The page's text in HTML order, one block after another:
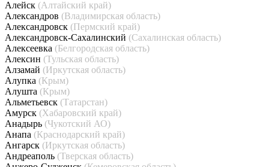
Алейск (Алтайский край)
Александров (Владимирская область)
Александровск (Пермский край)
Александровск-Сахалинский (Сахалинская область)
Алексеевка (Белгородская область)
Алексин (Тульская область)
Алзамай (Иркутская область)
Алупка (Крым)
Алушта (Крым)
Альметьевск (Татарстан)
Амурск (Хабаровский край)
Анадырь (Чукотский АО)
Анапа (Краснодарский край)
Ангарск (Иркутская область)
Андреаполь (Тверская область)